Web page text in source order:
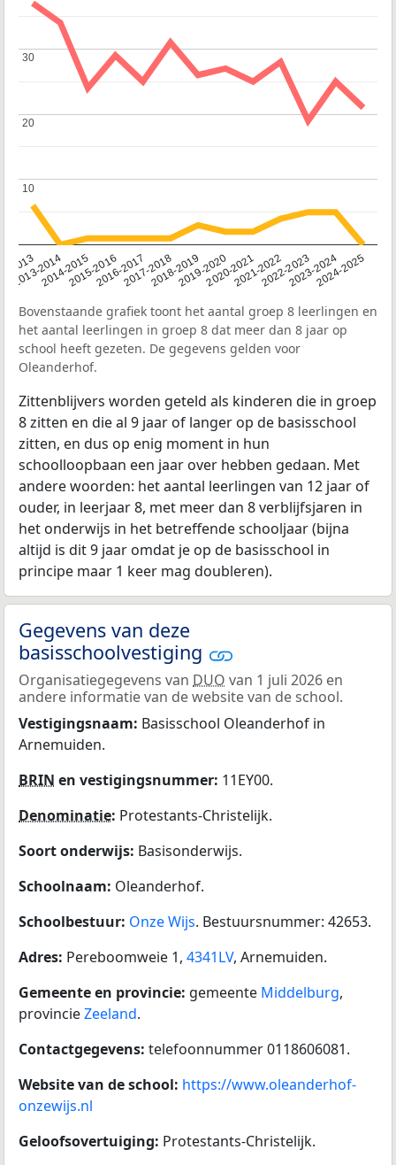
2013
2013-2014
2014-20152015-20162016-20172017-20182018-20192019-20202020-20212021-20222022-20232023-20242024-2025
10
10
20
20
30
30
Bovenstaande grafiek toont het aantal groep 8 leerlingen en
het aantal leerlingen in groep 8 dat meer dan 8 jaar op
school heeft gezeten. De gegevens gelden voor
Oleanderhof.
Zittenblijvers worden geteld als kinderen die in groep
8 zitten en die al 9 jaar of langer op de basisschool
zitten, en dus op enig moment in hun
schoolloopbaan een jaar over hebben gedaan. Met
andere woorden: het aantal leerlingen van 12 jaar of
ouder, in leerjaar 8, met meer dan 8 verblijfsjaren in
het onderwijs in het betreffende schooljaar (bijna
altijd is dit 9 jaar omdat je op de basisschool in
principe maar 1 keer mag doubleren).
Gegevens van deze
basisschoolvestiging
Organisatiegegevens van DUO van 1 juli 2026 en
andere informatie van de website van de school.
Vestigingsnaam: Basisschool Oleanderhof in
Arnemuiden.
BRIN en vestigingsnummer: 11EY00.
Denominatie: Protestants-Christelijk.
Soort onderwijs: Basisonderwijs.
Schoolnaam: Oleanderhof.
Schoolbestuur: Onze Wijs. Bestuursnummer: 42653.
Adres: Pereboomweie 1, 4341LV, Arnemuiden.
Gemeente en provincie: gemeente Middelburg,
provincieZeeland.
Contactgegevens: telefoonnummer 0118606081.
Website van de school: https://www.oleanderhof-
onzewijs.nl
Geloofsovertuiging: Protestants-Christelijk.